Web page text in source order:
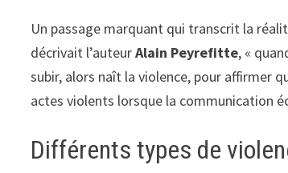
Un passage marquant qui transcrit la
décrivait l’auteurAlain Peyrefitte, «
subir, alors naît la violence, pour affirmer
actes violents lorsque la communication
Différents types de